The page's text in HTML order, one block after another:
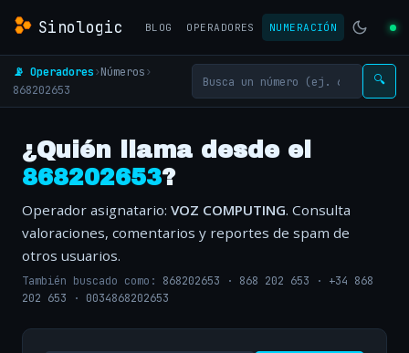
Sinologic BLOG OPERADORES NUMERACIÓN
📡 Operadores›Números›
868202653
🔍
¿Quién llama desde el
868202653?
Operador asignatario: VOZ COMPUTING. Consulta
valoraciones, comentarios y reportes de spam de
otros usuarios.
También buscado como: 868202653 · 868 202 653 · +34 868
202 653 · 0034868202653